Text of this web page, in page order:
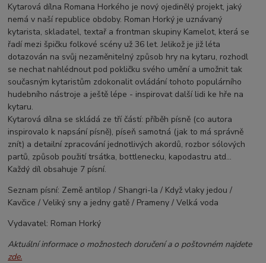
Kytarová dílna Romana Horkého je nový ojedinělý projekt, jaký
nemá v naší republice obdoby. Roman Horký je uznávaný
kytarista, skladatel, textař a frontman skupiny Kamelot, která se
řadí mezi špičku folkové scény už 36 let. Jelikož je již léta
dotazován na svůj nezaměnitelný způsob hry na kytaru, rozhodl
se nechat nahlédnout pod pokličku svého umění a umožnit tak
současným kytaristům zdokonalit ovládání tohoto populárního
hudebního nástroje a ještě lépe - inspirovat další lidi ke hře na
kytaru.
Kytarová dílna se skládá ze tří částí: příběh písně (co autora
inspirovalo k napsání písně), píseň samotná (jak to má správně
znít) a detailní zpracování jednotlivých akordů, rozbor sólových
partů, způsob použití trsátka, bottlenecku, kapodastru atd...
Každý díl obsahuje 7 písní.
Seznam písní: Země antilop / Shangri-la / Když vlaky jedou /
Kavčice / Veliký sny a jedny gatě / Prameny / Velká voda
Vydavatel: Roman Horký
Aktuální informace o možnostech doručení a o poštovném najdete
zde.